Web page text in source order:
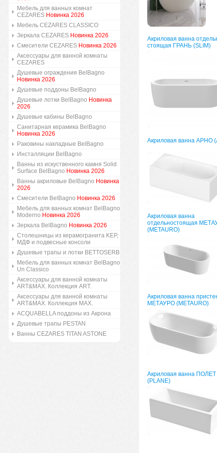
Мебель для ванных комнат
CEZARES Новинка 2026
Мебель CEZARES CLASSICO
Зеркала CEZARES Новинка 2026
Смесители CEZARES Новинка 2026
Аксессуары для ванной комнаты
CEZARES
Душевые ограждения BelBagno
Новинка 2026
Душевые поддоны BelBagno
Душевые лотки BelBagno Новинка
2026
Душевые кабины BelBagno
Санитарная керамика BelBagno
Новинка 2026
Раковины накладные BelBagno
Инсталляции BelBagno
Ванны из искуственного камня Solid
Surface BelBagno Новинка 2026
Ванны акриловые BelBagno Новинка
2026
Смесители BelBagno Новинка 2026
Мебель для ванных комнат BelBagno
Moderno Новинка 2026
Зеркала BelBagno Новинка 2026
Столешницы из керамогранита KEP,
МДФ и подвесные консоли
Душевые трапы и лотки BETTOSERB
Мебель для ванных комнат BelBagno
Un Classico
Аксессуары для ванной комнаты
ART&MAX. Коллекция ART.
Аксессуары для ванной комнаты
ART&MAX. Коллекция MAX.
ACQUABELLA поддоны из Акрона
Душевые трапы PESTAN
Ванны CEZARES TITAN ASTONE
Акриловая ванна
стоящая ГРАНЬ (SLIM)
Акриловая ванна АРНО
Акриловая ванна
отдельностоящая
(METAURO)
Акриловая ванна
МЕТАУРО (METAURO)
Акриловая ванна ПОЛЕТ
(PLANE)